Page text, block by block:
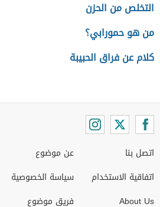
التخلص من الحزن
من هو حمورابي؟
كلام عن فراق الحبيبة
اتصل بنا
اتفاقية الاستخدام
About Us
عن موضوع
سياسة الخصوصية
فريق موضوع